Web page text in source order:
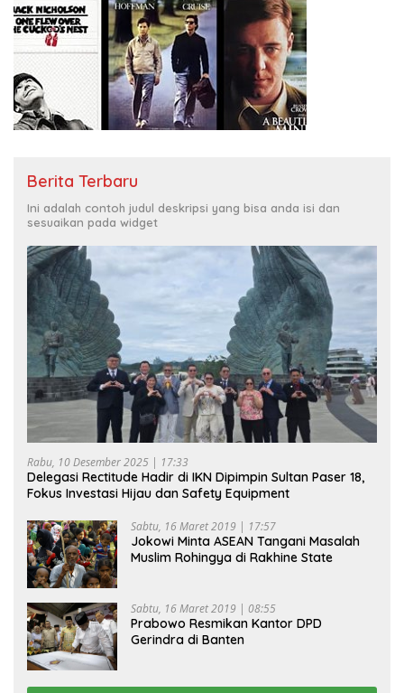
Berita Terbaru
Ini adalah contoh judul deskripsi yang bisa anda isi dan
sesuaikan pada widget
Rabu, 10 Desember 2025 | 17:33
Delegasi Rectitude Hadir di IKN Dipimpin Sultan Paser 18,
Fokus Investasi Hijau dan Safety Equipment
Sabtu, 16 Maret 2019 | 17:57
Jokowi Minta ASEAN Tangani Masalah
Muslim Rohingya di Rakhine State
Sabtu, 16 Maret 2019 | 08:55
Prabowo Resmikan Kantor DPD
Gerindra di Banten